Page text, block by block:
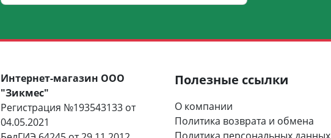
Интернет-магазин ООО
"Зикмес"
Регистрация №193543133 от
04.05.2021
Полезные ссылки
О компании
Политика возврата и обмена